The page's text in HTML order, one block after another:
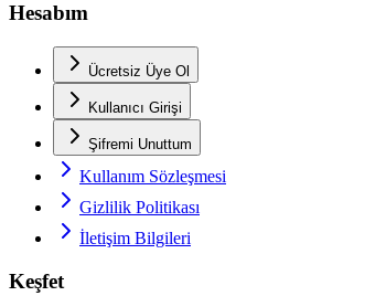
Hesabım
Ücretsiz Üye Ol
Kullanıcı Girişi
Şifremi Unuttum
Kullanım Sözleşmesi
Gizlilik Politikası
İletişim Bilgileri
Keşfet